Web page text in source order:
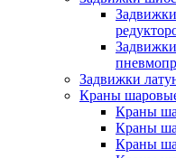
Задвижки
Краны
Краны
Краны
Краны